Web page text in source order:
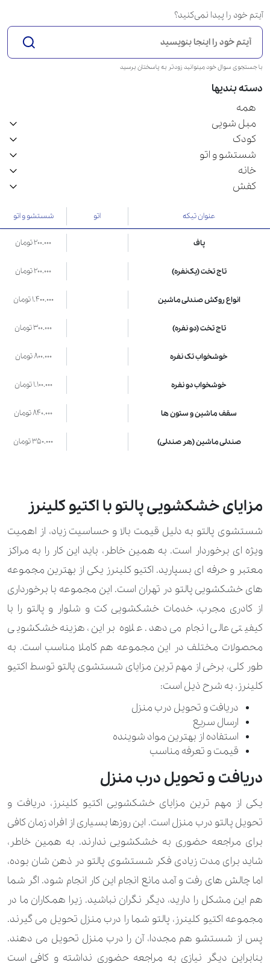
آیتم خود را پیدا نمی‌کنید؟
با جستجوی سوال خود میتوانید زودتر به پاسختان برسید
دسته بندیها
همه
مبل شویی
کودک
شستشو و اتو
خانه
کفش
عنوان تیکه اتو شستشو و اتو
پاف 200.000 تومان
تاج تخت (یک‌نفره) 200.000 تومان
انواع روکش صندلی ماشین 1.400.000 تومان
تاج تخت (دو نفره) 300.000 تومان
خوشخواب تک نفره 800.000 تومان
خوشخواب دو نفره 1.100.000 تومان
سقف ماشین و ستون ها 840.000 تومان
صندلی ماشین (هر صندلی) 350.000 تومان
فرش ماشینی و قالیچه
کوسن (تشکچه) 210.000 تومان
مبل (نفر صندلی) 400.000 تومان
موکت (متر مربع) 130.000 تومان
موکت ماشین (هرکف) 210.000 تومان
نیمکت میز ناهارخوری (۱۰۰ سانتی‌متر)
نیمکت میز ناهارخوری (۵۰ سانتی‌متر) 200.000 تومان
پتو کودک
تشک کودک
صندلی کودک و کریر
عروسک بزرگ 1.120.000 تومان
عروسک معمولی 340.000 تومان
کالسکه کودک و گهواره 1.400.000 تومان
کفش کودک و نوزاد 490.000 تومان
لباس کودک و نوزاد 190.000 تومان 270.000 تومان
لباس مجلسی کودک 350.000 تومان
مزایای خشکشویی پالتو با اکتیو کلینرز
شستشوی پالتو به دلیل قیمت بالا و حساسیت زیاد، از اهمیت
ویژه ای برخوردار است. به همین خاطر، باید این کار را به مراکز
معتبر و حرفه ای بسپارید. اکتیو کلینرز یکی از بهترین مجموعه
های خشکشویی پالتو در تهران است. این مجموعه با برخورداری
از کادری مجرب، خدمات خشکشویی کت و شلوار و پالتو را با
کیفیتی عالی انجام می دهد. علاوه بر این، هزینه خشکشویی
محصولات مختلف در این مجموعه هم کاملا مناسب است. به
طور کلی، برخی از مهم ترین مزایای شستشوی پالتو توسط اکتیو
کلینرز، به شرح ذیل است:
دریافت و تحویل درب منزل
ارسال سریع
استفاده از بهترین مواد شوینده
قیمت و تعرفه مناسب
دریافت و تحویل درب منزل
یکی از مهم ترین مزایای خشکشویی اکتیو کلینرز، دریافت و
تحویل پالتو درب منزل است. این روزها بسیاری از افراد زمان کافی
برای مراجعه حضوری به خشکشویی ندارند. به همین خاطر،
شاید برای مدت زیادی فکر شستشوی پالتو در ذهن شان بوده،
اما چالش های رفت و آمد مانع انجام این کار انجام شود. اگر شما
هم این مشکل را دارید، دیگر نگران نباشید. زیرا همکاران ما در
مجموعه اکتیو کلینرز، پالتو شما را درب منزل تحویل می گیرند.
پس از شستشو هم مجددا، آن را درب منزل تحویل می دهند.
بنابراین دیگر نیازی به مراجعه حضوری نداشته و کافی است